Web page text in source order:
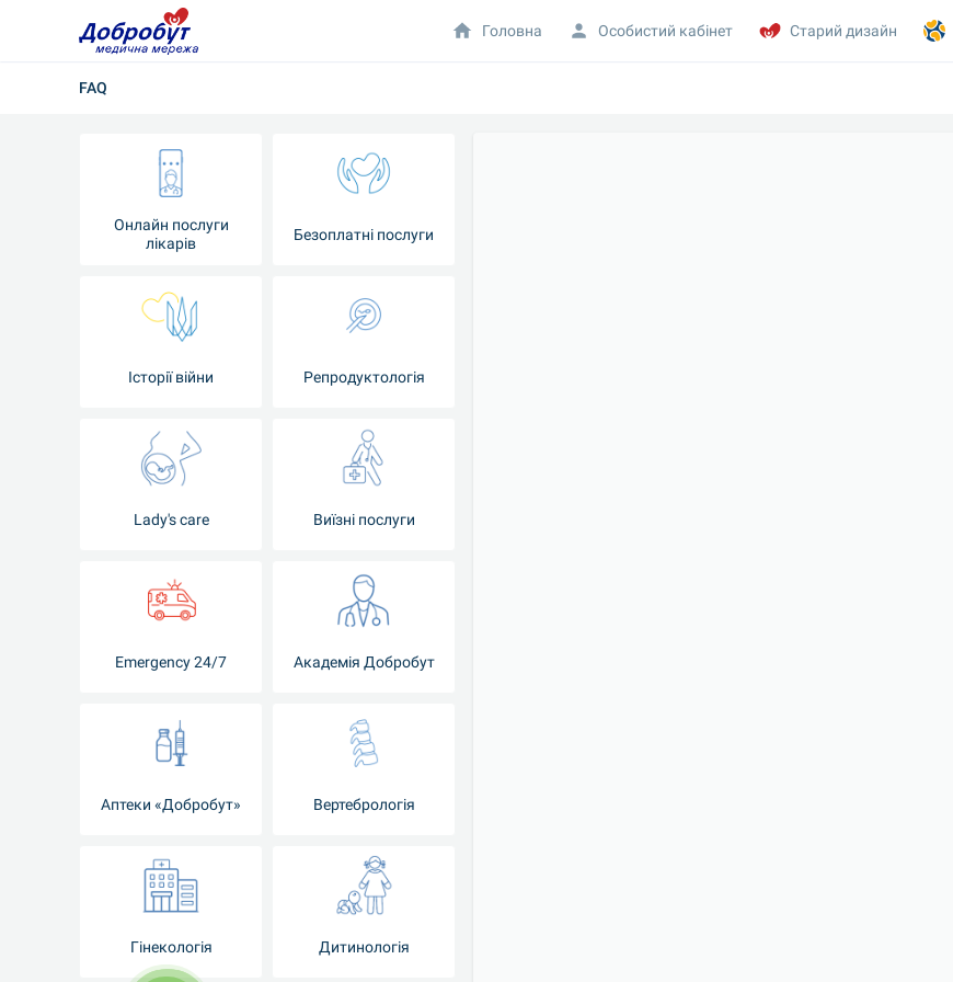
FAQ
Онлайн послуги
лікарів
Безоплатні послуги
Історії війни Репродуктологія
Lady's care Виїзні послуги
Emergency 24/7 Академія Добробут
Аптеки «Добробут» Вертебрологія
Гінекологія Дитинологія
Головна Особистий кабінет Старий дизайн